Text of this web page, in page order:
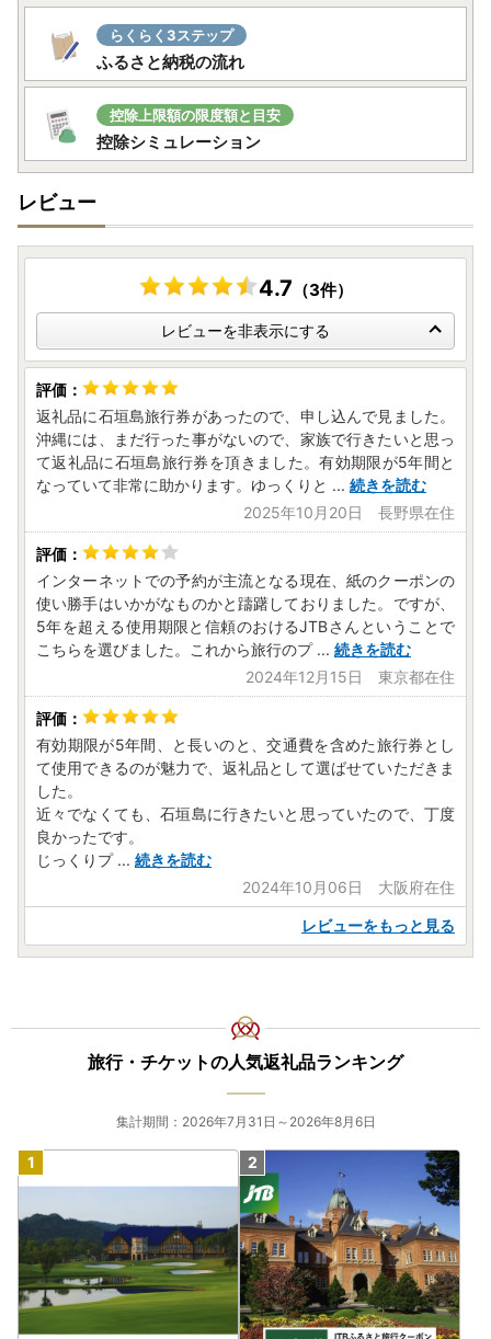
らくらく3ステップ
ふるさと納税の流れ
控除上限額の限度額と目安
控除シミュレーション
レビュー
4.7 （3件）
レビューを非表示にする
返礼品に石垣島旅行券があったので、申し込んで見ました。
沖縄には、まだ行った事がないので、家族で行きたいと思っ
て返礼品に石垣島旅行券を頂きました。有効期限が5年間と
なっていて非常に助かります。ゆっくりと ... 続きを読む
2025年10月20日 長野県在住
インターネットでの予約が主流となる現在、紙のクーポンの
使い勝手はいかがなものかと躊躇しておりました。ですが、
5年を超える使用期限と信頼のおけるJTBさんということで
こちらを選びました。これから旅行のプ ... 続きを読む
2024年12月15日 東京都在住
有効期限が5年間、と長いのと、交通費を含めた旅行券とし
て使用できるのが魅力で、返礼品として選ばせていただきま
した。
近々でなくても、石垣島に行きたいと思っていたので、丁度
良かったです。
じっくりプ ... 続きを読む
2024年10月06日 大阪府在住
レビューをもっと見る
旅行・チケットの人気返礼品ランキング
集計期間：2026年7月31日～2026年8月6日